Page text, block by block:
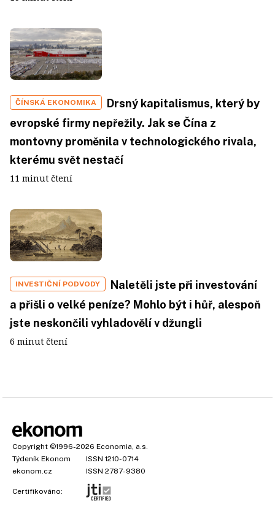
ČÍNSKÁ EKONOMIKA
Drsný kapitalismus, který by
evropské firmy nepřežily. Jak se Čína z
montovny proměnila v technologického rivala,
kterému svět nestačí
11 minut čtení
INVESTIČNÍ PODVODY
Naletěli jste při investování
a přišli o velké peníze? Mohlo být i hůř, alespoň
jste neskončili vyhladovělí v džungli
6 minut čtení
Copyright ©1996-2026 Economia, a.s.
Týdeník Ekonom
ISSN 1210-0714
ekonom.cz
ISSN 2787-9380
Certifikováno: